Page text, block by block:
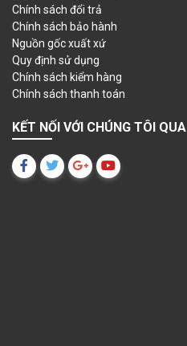
Chính sách đổi trả
Chính sách bảo hành
Nguồn gốc xuất xứ
Quy định sử dụng
Chính sách kiểm hàng
Chính sách thanh toán
KẾT NỐI VỚI CHÚNG TÔI QUA